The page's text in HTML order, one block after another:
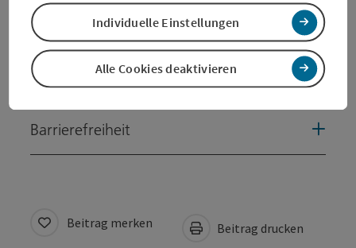
Preise
Eignung
Barrierefreiheit
Beitrag merken Beitrag drucken
Alle Cookies deaktivieren
Individuelle Einstellungen